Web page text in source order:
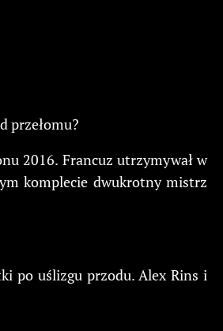
przełomu?
2016. Francuz utrzymywał w
komplecie dwukrotny mistrz
po uślizgu przodu. Alex Rins i